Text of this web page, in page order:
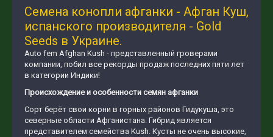
Семена конопли афганки - Афган Куш,
испанского производителя - Gold
Seeds в Украине.
Auto fem Afghan Kush - представленный гроверами
компании, побил все рекорды продаж последних пяти лет
в категории Индики!
Происхождение и особенности семян афганки
Сорт берёт свои корни в горных районов Гидукуша, это
северные области Афганистана. Гибрид является
представителем семейства Kush. Кусты не очень высокие,